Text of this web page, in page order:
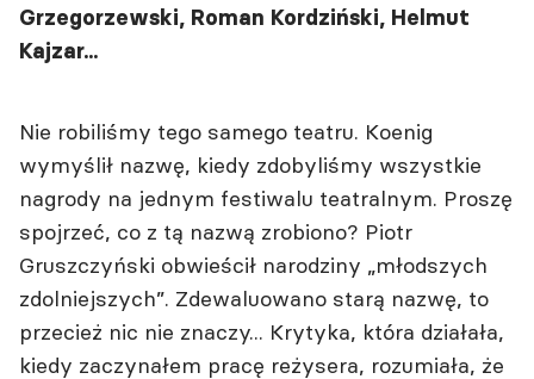
Grzegorzewski, Roman Kordziński, Helmut
Kajzar...
Nie robiliśmy tego samego teatru. Koenig
wymyślił nazwę, kiedy zdobyliśmy wszystkie
nagrody na jednym festiwalu teatralnym. Proszę
spojrzeć, co z tą nazwą zrobiono? Piotr
Gruszczyński obwieścił narodziny „młodszych
zdolniejszych”. Zdewaluowano starą nazwę, to
przecież nic nie znaczy... Krytyka, która działała,
kiedy zaczynałem pracę reżysera, rozumiała, że